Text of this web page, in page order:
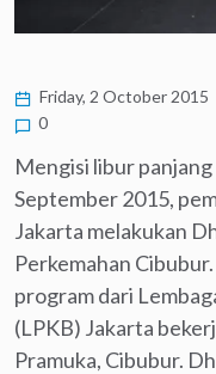
Friday, 2 October 2015
0
Mengisi libur
September 2015,
Jakarta melakukan
Perkemahan
program dari
(LPKB) Jakarta
Pramuka, Cibubur.